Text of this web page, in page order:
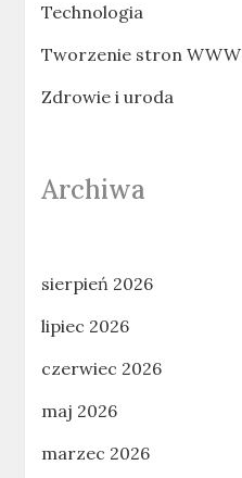
Technologia
Tworzenie stron WWW
Zdrowie i uroda
Archiwa
sierpień 2026
lipiec 2026
czerwiec 2026
maj 2026
marzec 2026